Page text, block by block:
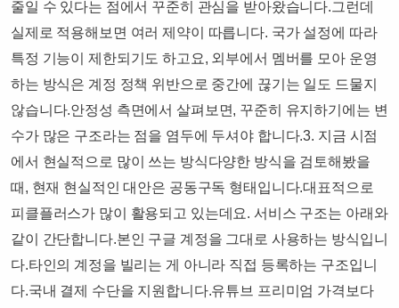
줄일 수 있다는 점에서 꾸준히 관심을 받아왔습니다.​그런데
실제로 적용해보면 여러 제약이 따릅니다. 국가 설정에 따라
특정 기능이 제한되기도 하고요, 외부에서 멤버를 모아 운영
하는 방식은 계정 정책 위반으로 중간에 끊기는 일도 드물지
않습니다.​안정성 측면에서 살펴보면, 꾸준히 유지하기에는 변
수가 많은 구조라는 점을 염두에 두셔야 합니다.​​3. 지금 시점
에서 현실적으로 많이 쓰는 방식다양한 방식을 검토해봤을
때, 현재 현실적인 대안은 공동구독 형태입니다.​대표적으로
피클플러스가 많이 활용되고 있는데요. 서비스 구조는 아래와
같이 간단합니다.​본인 구글 계정을 그대로 사용하는 방식입니
다.타인의 계정을 빌리는 게 아니라 직접 등록하는 구조입니
다.국내 결제 수단을 지원합니다.유튜브 프리미엄 가격보다